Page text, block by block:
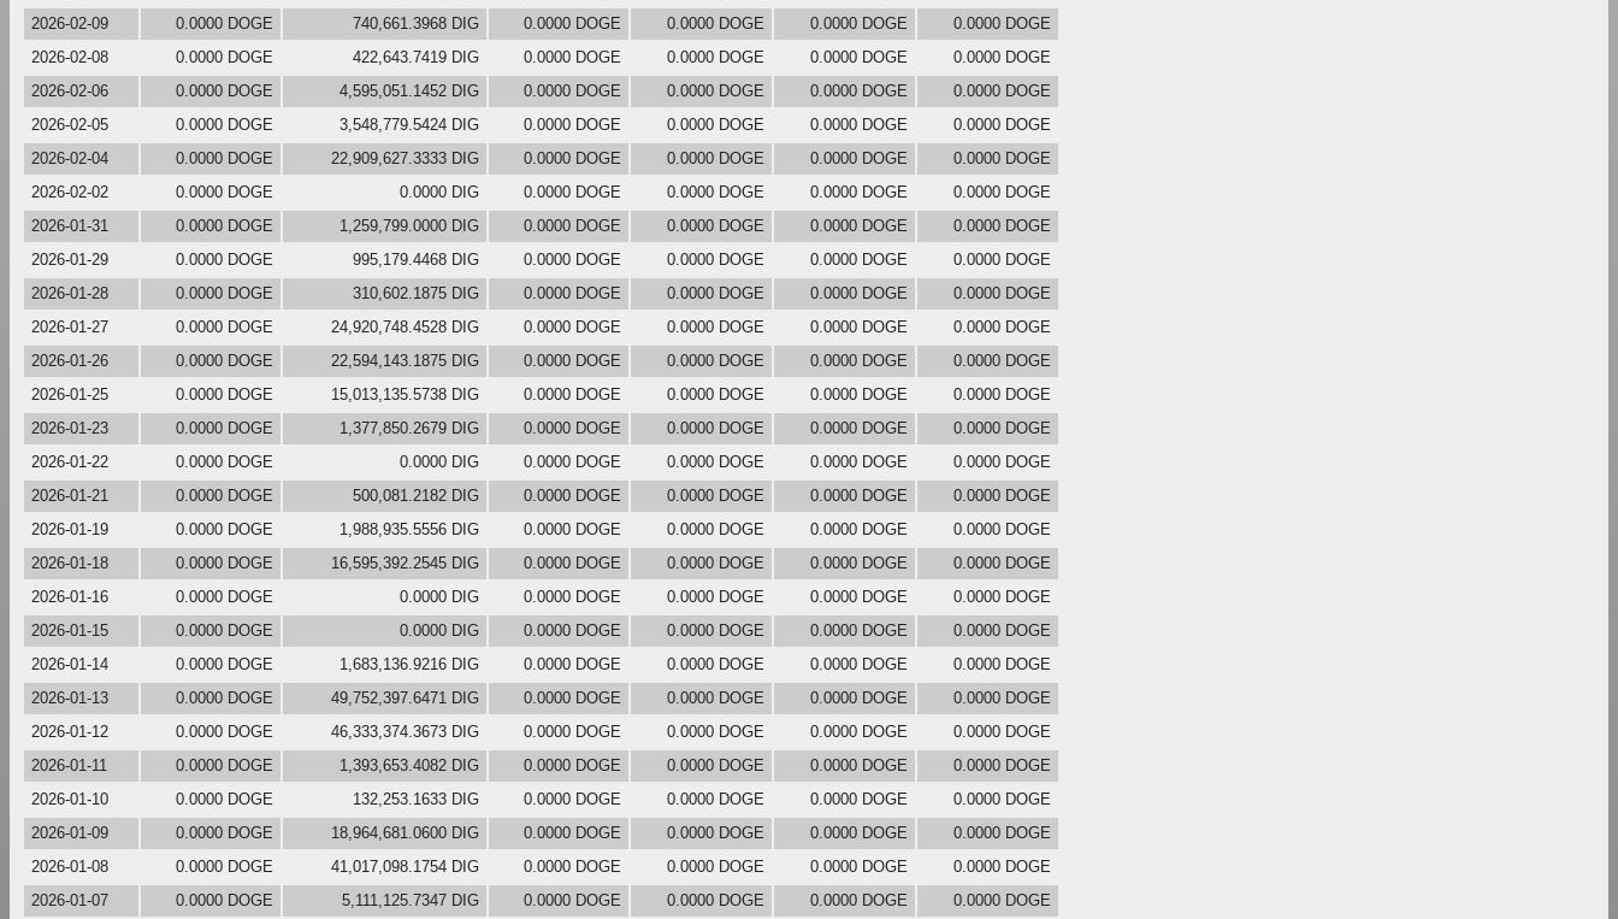
2026-02-09
0.0000 DOGE 740,661.3968 DIG 0.0000 DOGE 0.0000 DOGE 0.0000 DOGE
0.0000 DOGE
2026-02-08
0.0000 DOGE 422,643.7419 DIG 0.0000 DOGE 0.0000 DOGE 0.0000 DOGE
0.0000 DOGE
2026-02-06
0.0000 DOGE 4,595,051.1452 DIG 0.0000 DOGE 0.0000 DOGE 0.0000 DOGE
0.0000 DOGE
2026-02-05
0.0000 DOGE 3,548,779.5424 DIG 0.0000 DOGE 0.0000 DOGE 0.0000 DOGE
0.0000 DOGE
2026-02-04
0.0000 DOGE 22,909,627.3333 DIG 0.0000 DOGE 0.0000 DOGE 0.0000 DOGE
0.0000 DOGE
2026-02-02
0.0000 DOGE 0.0000 DIG 0.0000 DOGE 0.0000 DOGE 0.0000 DOGE
0.0000 DOGE
2026-01-31
0.0000 DOGE 1,259,799.0000 DIG 0.0000 DOGE 0.0000 DOGE 0.0000 DOGE
0.0000 DOGE
2026-01-29
0.0000 DOGE 995,179.4468 DIG 0.0000 DOGE 0.0000 DOGE 0.0000 DOGE
0.0000 DOGE
2026-01-28
0.0000 DOGE 310,602.1875 DIG 0.0000 DOGE 0.0000 DOGE 0.0000 DOGE
0.0000 DOGE
2026-01-27
0.0000 DOGE 24,920,748.4528 DIG 0.0000 DOGE 0.0000 DOGE 0.0000 DOGE
0.0000 DOGE
2026-01-26
0.0000 DOGE 22,594,143.1875 DIG 0.0000 DOGE 0.0000 DOGE 0.0000 DOGE
0.0000 DOGE
2026-01-25
0.0000 DOGE 15,013,135.5738 DIG 0.0000 DOGE 0.0000 DOGE 0.0000 DOGE
0.0000 DOGE
2026-01-23
0.0000 DOGE 1,377,850.2679 DIG 0.0000 DOGE 0.0000 DOGE 0.0000 DOGE
0.0000 DOGE
2026-01-22
0.0000 DOGE 0.0000 DIG 0.0000 DOGE 0.0000 DOGE 0.0000 DOGE
0.0000 DOGE
2026-01-21
0.0000 DOGE 500,081.2182 DIG 0.0000 DOGE 0.0000 DOGE 0.0000 DOGE
0.0000 DOGE
2026-01-19
0.0000 DOGE 1,988,935.5556 DIG 0.0000 DOGE 0.0000 DOGE 0.0000 DOGE
0.0000 DOGE
2026-01-18
0.0000 DOGE 16,595,392.2545 DIG 0.0000 DOGE 0.0000 DOGE 0.0000 DOGE
0.0000 DOGE
2026-01-16
0.0000 DOGE 0.0000 DIG 0.0000 DOGE 0.0000 DOGE 0.0000 DOGE
0.0000 DOGE
2026-01-15
0.0000 DOGE 0.0000 DIG 0.0000 DOGE 0.0000 DOGE 0.0000 DOGE
0.0000 DOGE
2026-01-14
0.0000 DOGE 1,683,136.9216 DIG 0.0000 DOGE 0.0000 DOGE 0.0000 DOGE
0.0000 DOGE
2026-01-13
0.0000 DOGE 49,752,397.6471 DIG 0.0000 DOGE 0.0000 DOGE 0.0000 DOGE
0.0000 DOGE
2026-01-12
0.0000 DOGE 46,333,374.3673 DIG 0.0000 DOGE 0.0000 DOGE 0.0000 DOGE
0.0000 DOGE
2026-01-11
0.0000 DOGE 1,393,653.4082 DIG 0.0000 DOGE 0.0000 DOGE 0.0000 DOGE
0.0000 DOGE
2026-01-10
0.0000 DOGE 132,253.1633 DIG 0.0000 DOGE 0.0000 DOGE 0.0000 DOGE
0.0000 DOGE
2026-01-09
0.0000 DOGE 18,964,681.0600 DIG 0.0000 DOGE 0.0000 DOGE 0.0000 DOGE
0.0000 DOGE
2026-01-08
0.0000 DOGE 41,017,098.1754 DIG 0.0000 DOGE 0.0000 DOGE 0.0000 DOGE
0.0000 DOGE
2026-01-07
0.0000 DOGE 5,111,125.7347 DIG 0.0000 DOGE 0.0000 DOGE 0.0000 DOGE 0.0000 DOGE